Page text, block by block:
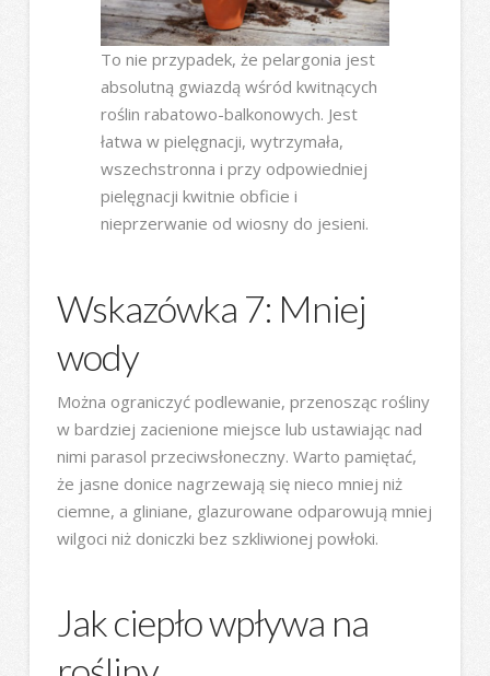
To nie przypadek, że pelargonia jest
absolutną gwiazdą wśród kwitnących
roślin rabatowo-balkonowych. Jest
łatwa w pielęgnacji, wytrzymała,
wszechstronna i przy odpowiedniej
pielęgnacji kwitnie obficie i
nieprzerwanie od wiosny do jesieni.
Wskazówka 7: Mniej
wody
Można ograniczyć podlewanie, przenosząc rośliny
w bardziej zacienione miejsce lub ustawiając nad
nimi parasol przeciwsłoneczny. Warto pamiętać,
że jasne donice nagrzewają się nieco mniej niż
ciemne, a gliniane, glazurowane odparowują mniej
wilgoci niż doniczki bez szkliwionej powłoki.
Jak ciepło wpływa na